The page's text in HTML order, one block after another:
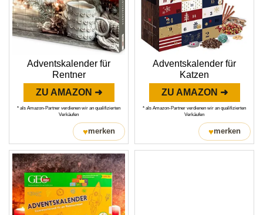
Adventskalender für
Rentner
ZU AMAZON ➜
* als Amazon-Partner verdienen wir an qualifizierten
Verkäufen
♥merken
Adventskalender für
Katzen
ZU AMAZON ➜
* als Amazon-Partner verdienen wir an qualifizierten
Verkäufen
♥merken